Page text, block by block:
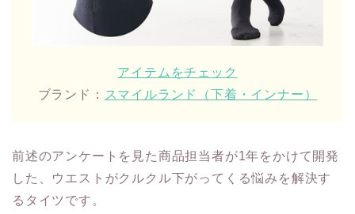
アイテムをチェック
ブランド： スマイルランド（下着・インナー）
前述のアンケートを見た商品担当者が1年をかけて開発
した、ウエストがクルクル下がってくる悩みを解決す
るタイツです。